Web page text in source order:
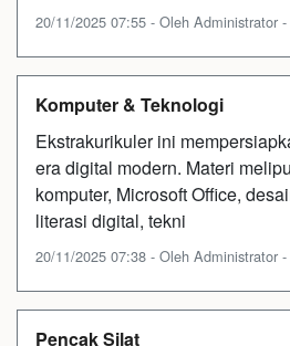
20/11/2025 07:55 - Oleh Administrator
Komputer & Teknologi
Ekstrakurikuler ini
era digital modern. Materi
komputer, Microsoft Office,
literasi digital, tekni
20/11/2025 07:38 - Oleh Administrator
Pencak Silat